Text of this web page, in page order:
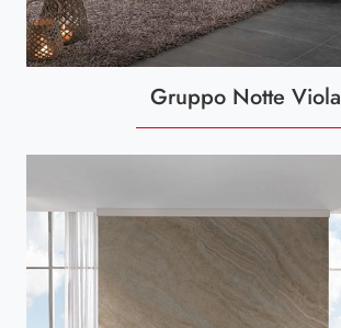
Gruppo Notte Viola